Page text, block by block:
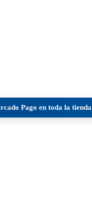
Pago en toda la tienda